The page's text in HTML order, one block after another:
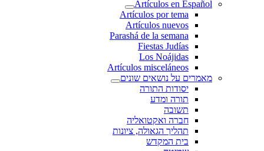
Artículos en Español
Artículos por tema
Artículos nuevos
Parashá de la semana
Fiestas Judías
Los Noájidas
Artículos misceláneos
מאמרים על נושאים שונים
יסודות התורה
תורה ומדע
תשובה
חברה ואקטואליה
תהליך הגאולה, ציונות
בית המקדש